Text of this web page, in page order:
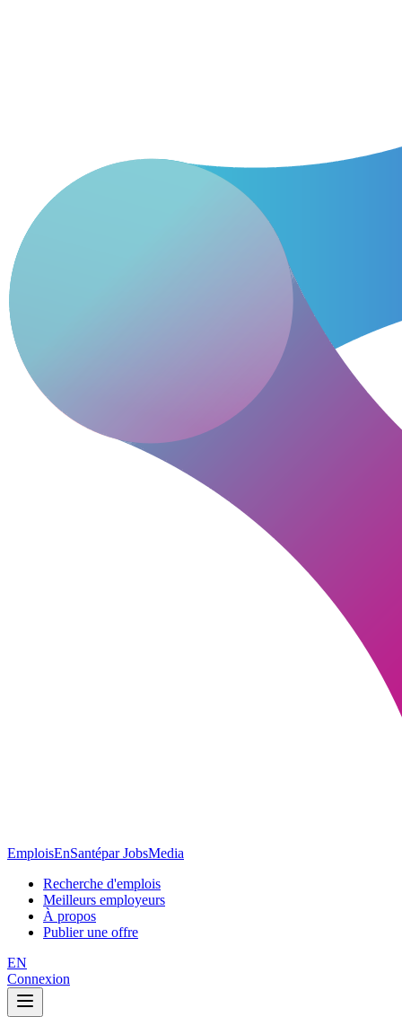
EmploisEnSantépar JobsMedia
Recherche d'emplois
Meilleurs employeurs
À propos
Publier une offre
EN
Connexion